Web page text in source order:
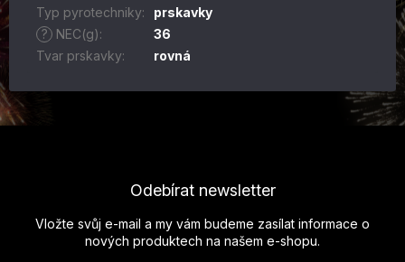
Typ pyrotechniky:
prskavky
?
NEC(g):
36
Tvar prskavky: rovná
Odebírat newsletter
Vložte svůj e-mail a my vám budeme zasílat informace o
nových produktech na našem e-shopu.